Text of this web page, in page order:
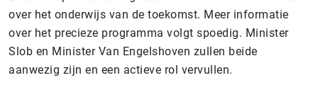
over het onderwijs van de toekomst. Meer informatie
over het precieze programma volgt spoedig. Minister
Slob en Minister Van Engelshoven zullen beide
aanwezig zijn en een actieve rol vervullen.